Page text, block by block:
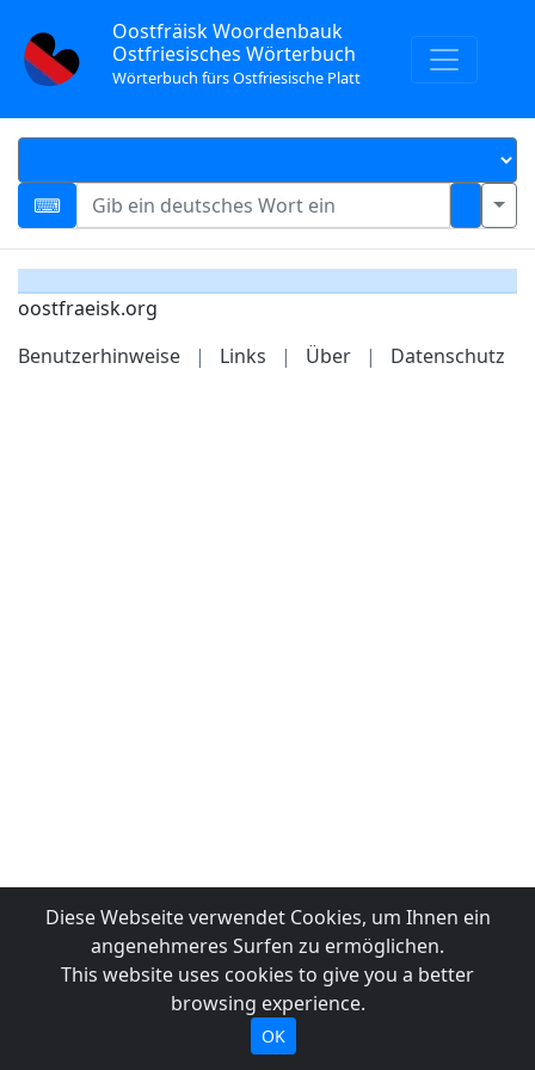
Oostfräisk Woordenbauk
Ostfriesisches Wörterbuch
Wörterbuch fürs Ostfriesische Platt
oostfraeisk.org
Benutzerhinweise
| Links | Über | Datenschutz
Diese Webseite verwendet Cookies, um Ihnen ein
angenehmeres Surfen zu ermöglichen.
This website uses cookies to give you a better
browsing experience.
OK